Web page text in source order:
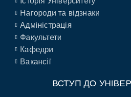
Нагороди та відзнаки
Адміністрація
Факультети
Кафедри
Вакансії
ВСТУП ДО